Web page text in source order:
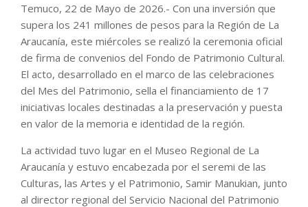
Temuco, 22 de Mayo de 2026.- Con una inversión que
supera los 241 millones de pesos para la Región de La
Araucanía, este miércoles se realizó la ceremonia oficial
de firma de convenios del Fondo de Patrimonio Cultural.
El acto, desarrollado en el marco de las celebraciones
del Mes del Patrimonio, sella el financiamiento de 17
iniciativas locales destinadas a la preservación y puesta
en valor de la memoria e identidad de la región.
La actividad tuvo lugar en el Museo Regional de La
Araucanía y estuvo encabezada por el seremi de las
Culturas, las Artes y el Patrimonio, Samir Manukian, junto
al director regional del Servicio Nacional del Patrimonio